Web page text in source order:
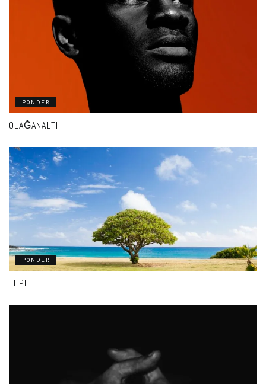
PONDER
OLAĞANALTI
PONDER
TEPE